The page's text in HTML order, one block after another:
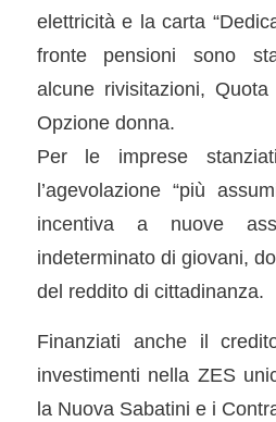
elettricità e la carta
fronte pensioni sono
alcune rivisitazioni,
Opzione donna.
Per le imprese
l’agevolazione “più
incentiva a nuove
indeterminato di giovani,
del reddito di cittadinanza.
Finanziati anche il
investimenti nella ZES
la Nuova Sabatini e i